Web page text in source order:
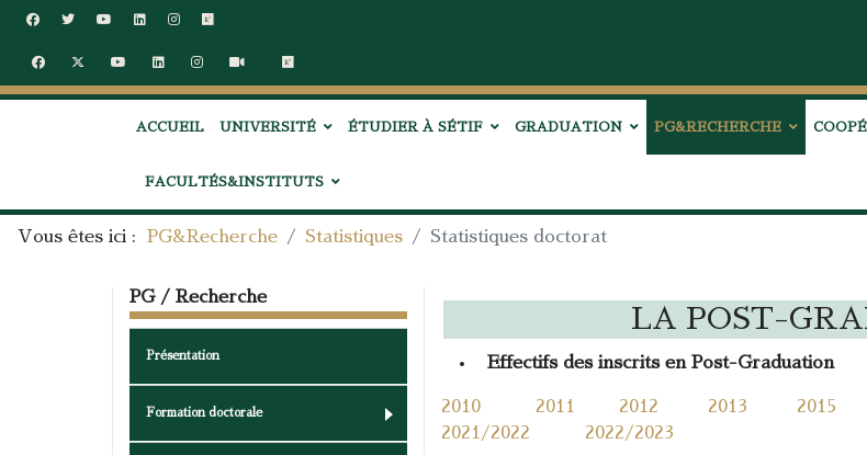
ACCUEIL UNIVERSITÉ ÉTUDIER À SÉTIF GRADUATION PG&RECHERCHE
FACULTÉS&INSTITUTS
Vous êtes ici : PG&Recherche Statistiques Statistiques doctorat
PG / Recherche
Présentation
Formation doctorale
LA POST-
Effectifs des inscrits en Post-Graduation
2010 2011 2012 2013 2015
2021/2022
2022/2023